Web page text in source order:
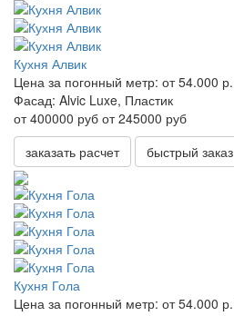
Кухня Алвик
Цена за погонный метр: от 54.000 р.
Фасад: Alvic Luxe, Пластик
от 400000 руб от 245000 руб
заказать расчет
быстрый заказ
Кухня Гола
Цена за погонный метр: от 54.000 р.